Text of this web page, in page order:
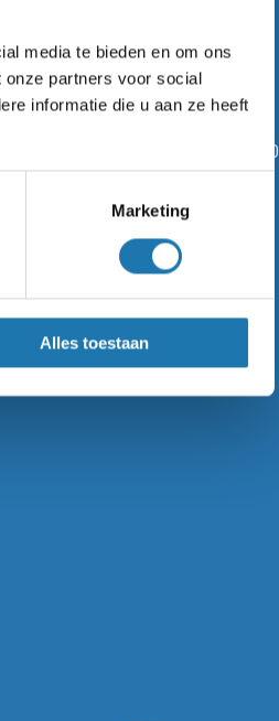
media te bieden en om ons
partners voor social
informatie die u aan ze heeft
Marketing
Alles toestaan
/ maandag 6 april 15:00 – 22:30
kantoor gesloten
kantoor gesloten